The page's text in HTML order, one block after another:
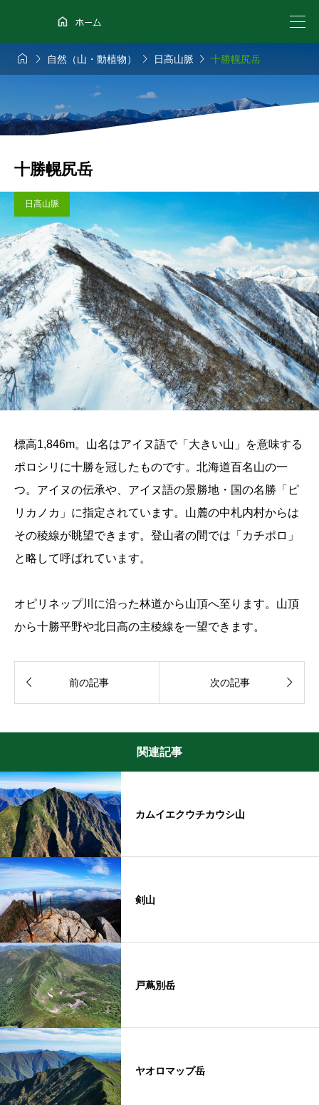
  自然（山・動植物）  日高山脈  十勝幌尻岳
十勝幌尻岳
日高山脈
標高1,846m。山名はアイヌ語で「大きい山」を意味する
ポロシリに十勝を冠したものです。北海道百名山の一
つ。アイヌの伝承や、アイヌ語の景勝地・国の名勝「ピ
リカノカ」に指定されています。山麓の中札内村からは
その稜線が眺望できます。登山者の間では「カチポロ」
と略して呼ばれています。
オピリネップ川に沿った林道から山頂へ至ります。山頂
から十勝平野や北日高の主稜線を一望できます。
 前の記事 次の記事 
関連記事
カムイエクウチカウシ山
剣山
戸蔦別岳
ヤオロマップ岳